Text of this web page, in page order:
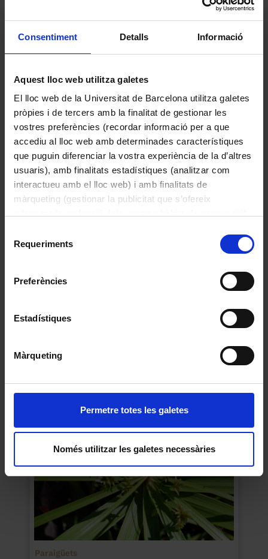
Consentiment Detalls Informació
Aquest lloc web utilitza galetes
El lloc web de la Universitat de Barcelona utilitza galetes
pròpies i de tercers amb la finalitat de gestionar les
vostres preferències (recordar informació per a que
accediu al lloc web amb determinades característiques
que puguin diferenciar la vostra experiència de la d’altres
usuaris), amb finalitats estadístiques (analitzar com
interactueu amb el lloc web) i amb finalitats de
màrqueting (gestionar la publicitat que s’ofereix
consultar laPolítica de galetes del lloc web de la
Requeriments
Preferències
Estadístiques
Màrqueting
Permetre totes les galetes
Només utilitzar les galetes necessàries
rarament blanques en races cultivades,
amb androceu de 10 estams lliures i
gineceu unicarpel·lar. Fruit en llegum,
dehiscent, comprimit, de color bru-
llavors. Usos: Antigament, els fruits es
feien servir com a astringents. Les flors
són comestibles i les poncelles es poden
envinagrar com les tàperes. És molt
conreat com a ornament per la bellesa de
les fulles i l'espectacularitat de la floració.
Margalló
2015
Cordilina
Paraigüets